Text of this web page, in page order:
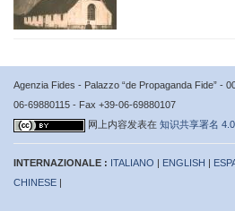
Agenzia Fides - Palazzo “de Propaganda Fide” -
06-69880115 - Fax +39-06-69880107
网上内容发表在 知识共享署名
INTERNAZIONALE : ITALIANO | ENGLISH |
CHINESE |